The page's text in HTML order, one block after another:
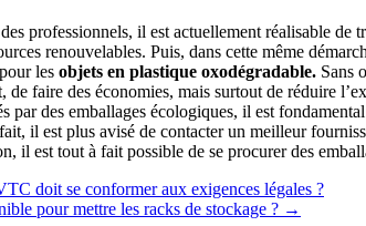
professionnels, il est actuellement réalisable
renouvelables. Puis, dans cette même
les objets en plastique oxodégradable. Sans
faire des économies, mais surtout de réduire
par des emballages écologiques, il est
il est plus avisé de contacter un meilleur
il est tout à fait possible de se procurer des
doit se conformer aux exigences légales ?
pour mettre les racks de stockage ? →